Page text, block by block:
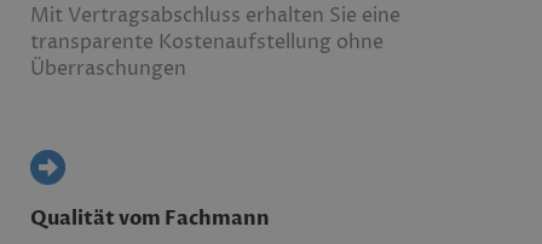
Mit Vertragsabschluss erhalten Sie eine
transparente Kostenaufstellung ohne
Überraschungen
Qualität vom Fachmann